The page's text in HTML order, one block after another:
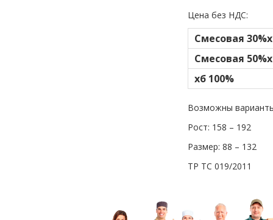
Цена без НДС:
Смесовая
Смесовая
хб 100%
Возможны
Рост: 158 – 192
Размер: 88 – 132
ТР ТС 019/2011